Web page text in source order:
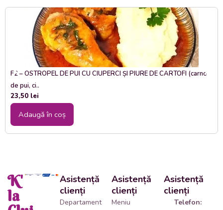
F2 – OSTROPEL DE PUI CU CIUPERCI ȘI PIURE DE CARTOFI (carne
de pui, ci..
23,50 lei
Adaugă în coș
K'
la
Asistență
clienți
Departament
Asistență
clienți
Meniu
Asistență
clienți
Telefon: